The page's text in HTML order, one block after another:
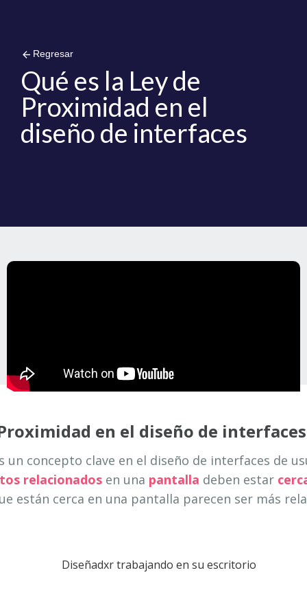
arrow_back Regresar
Qué es la Ley de
Proximidad en el
diseño de interfaces
en el diseño de interfaces
un concepto clave en el diseño de interfaces de
relacionados en una pantalla deben estar
están cerca en una pantalla parecen ser más